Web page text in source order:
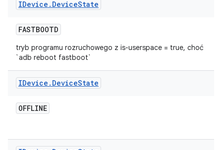
IDevice . DeviceState
FASTBOOTD
tryb programu rozruchowego z is-userspace = true, choć
`adb reboot fastboot`
IDevice . DeviceState
OFFLINE